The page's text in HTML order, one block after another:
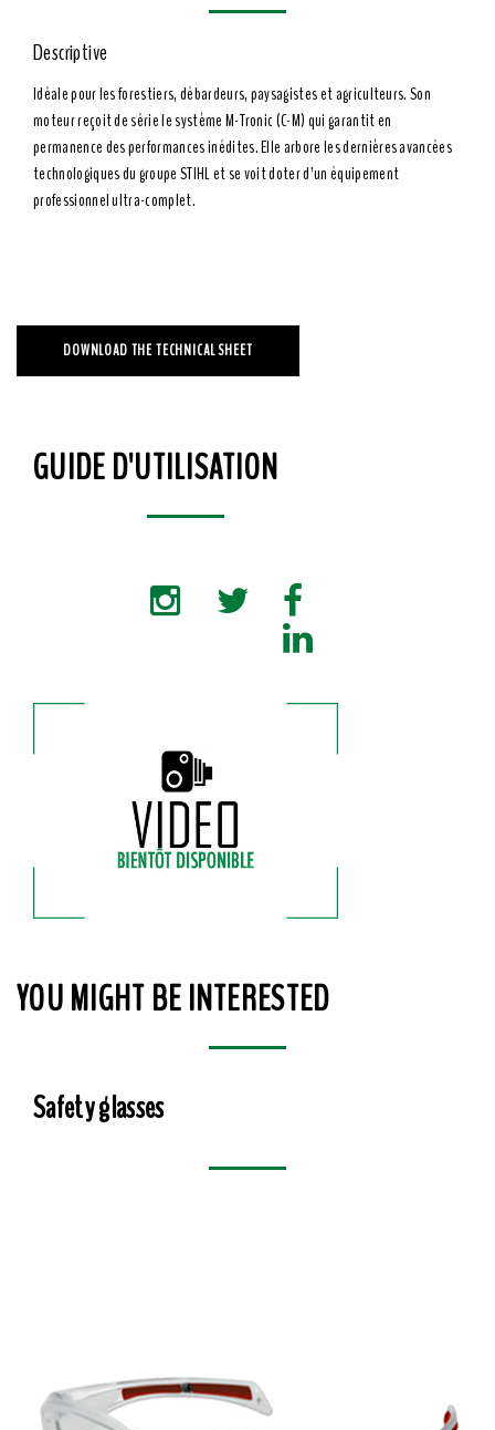
Descriptive
Idéale pour les forestiers, débardeurs, paysagistes et agriculteurs. Son
moteur reçoit de série le système M-Tronic (C-M) qui garantit en
permanence des performances inédites. Elle arbore les dernières avancées
technologiques du groupe STIHL et se voit doter d’un équipement
professionnel ultra-complet.
DOWNLOAD THE TECHNICAL SHEET
GUIDE D'UTILISATION
YOU MIGHT BE INTERESTED
Safety glasses